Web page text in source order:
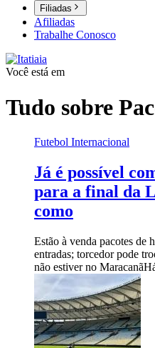
Filiadas
Afiliadas
Trabalhe Conosco
Você está em
Tudo sobre
Futebol Internacional
Já é possível
para a final da
como
Estão à venda pacotes de
entradas; torcedor pode
não estiver no Maracanã